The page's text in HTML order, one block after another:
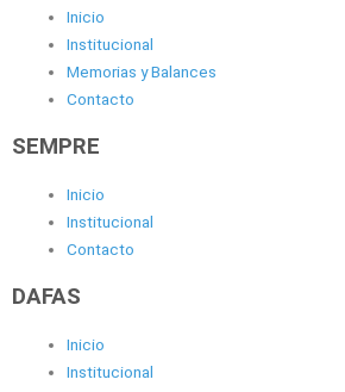
Inicio
Institucional
Memorias y Balances
Contacto
SEMPRE
Inicio
Institucional
Contacto
DAFAS
Inicio
Institucional